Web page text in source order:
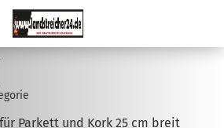
Parkett und Kork 25 cm breit